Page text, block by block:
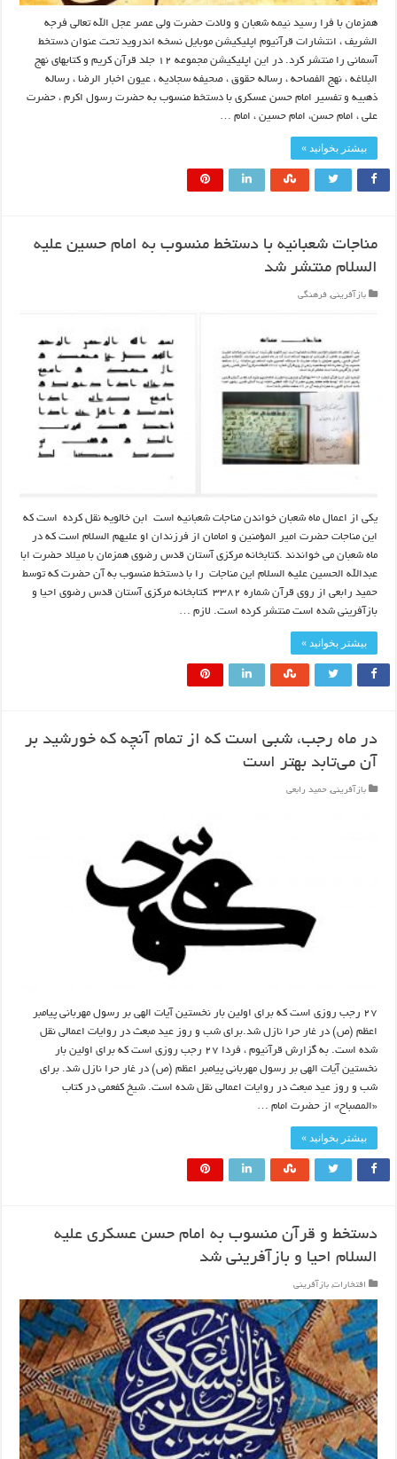
همزمان با فرا رسید نیمه شعبان و ولادت حضرت ولی عصر عجل الله تعالی فرجه
الشریف ، انتشارات قرآنیوم اپلیکیشن موبایل نسخه اندروید تحت عنوان دستخط
آسمانی را منتشر کرد. در این اپلیکیشن مجموعه ۱۲ جلد قرآن کریم و کتابهای نهج
البلاغه ، نهج الفصاحه ، رساله حقوق ، صحیفه سجادیه ، عیون اخبار الرضا ، رساله
ذهبیه و تفسیر امام حسن عسکری با دستخط منسوب به حضرت رسول اکرم ، حضرت
علی ، امام حسن، امام حسین ، امام …
بیشتر بخوانید »
مناجات شعبانیه با دستخط منسوب به امام حسین علیه
السلام منتشر شد
بازآفرینی, فرهنگی
یکی از اعمال ماه شعبان خواندن مناجات شعبانیه است ابن خالویه نقل کرده است که
این مناجات حضرت امیر المؤمنین و امامان از فرزندان او علیهم السلام است که در
ماه شعبان مى‏ خواندند .کتابخانه مرکزی آستان قدس رضوی همزمان با میلاد حضرت ابا
عبدالله الحسین علیه السلام این مناجات را با دستخط منسوب به آن حضرت که توسط
حمید رابعی از روی قرآن شماره ۳۳۸۲ کتابخانه مرکزی آستان قدس رضوی احیا و
بازآفرینی شده است منتشر کرده است. لازم …
بیشتر بخوانید »
در ماه رجب، شبی است که از تمام آنچه که خورشید بر
آن می‌تابد بهتر است
بازآفرینی, حمید رابعی
۲۷ رجب روزی است که برای اولین بار نخستین آیات الهی بر رسول مهربانی پیامبر
اعظم (ص) در غار حرا نازل شد.برای شب و روز عید مبعث در روایات اعمالی نقل
شده است. به گزارش قرآنیوم ، فردا ۲۷ رجب روزی است که برای اولین بار
نخستین آیات الهی بر رسول مهربانی پیامبر اعظم (ص) در غار حرا نازل شد. برای
شب و روز عید مبعث در روایات اعمالی نقل شده است. شیخ کفعمی در کتاب
«المصباح» از حضرت امام …
بیشتر بخوانید »
دستخط و قرآن منسوب به امام حسن عسکری علیه
السلام احیا و بازآفرینی شد
افتخارات, بازآفرینی